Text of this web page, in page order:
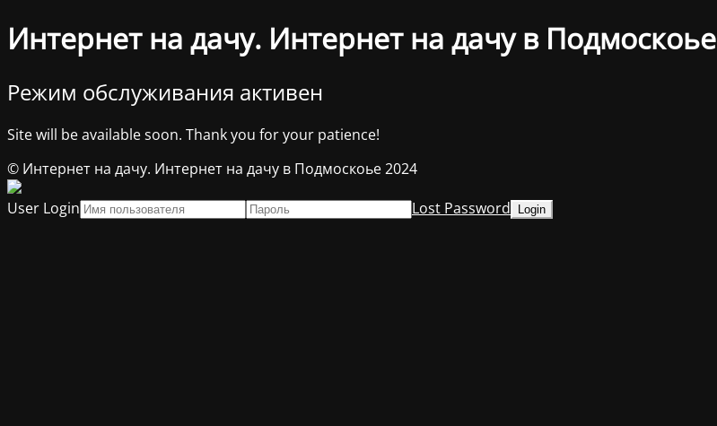
Интернет на дачу. Интернет на дачу в Подмоскоье
Режим обслуживания активен
Site will be available soon. Thank you for your patience!
© Интернет на дачу. Интернет на дачу в Подмоскоье 2024
User Login
Lost Password